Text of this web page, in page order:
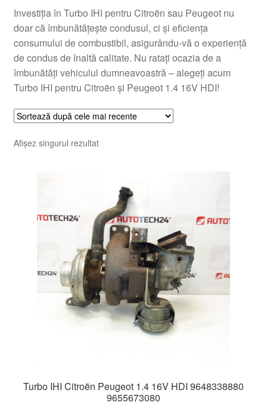
Termeni si conditii
Investiția în Turbo IHI pentru Citroën sau Peugeot nu
doar că îmbunătățește condusul, ci și eficiența
consumului de combustibil, asigurându-vă o experiență
de condus de înaltă calitate. Nu ratați ocazia de a
îmbunătăți vehiculul dumneavoastră – alegeți acum
Turbo IHI pentru Citroën și Peugeot 1.4 16V HDI!
Afișez singurul rezultat
Turbo IHI Citroën Peugeot 1.4 16V HDI 9648338880
9655673080